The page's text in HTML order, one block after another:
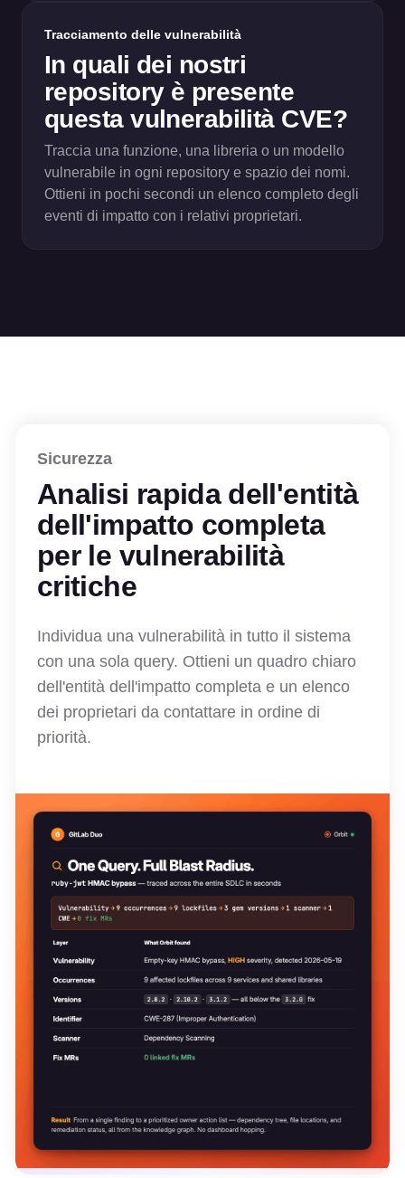
Tracciamento delle vulnerabilità
In quali dei nostri
repository è presente
questa vulnerabilità CVE?
Traccia una funzione, una libreria o un modello
vulnerabile in ogni repository e spazio dei nomi.
Ottieni in pochi secondi un elenco completo degli
eventi di impatto con i relativi proprietari.
Sicurezza
Analisi rapida dell'entità
dell'impatto completa
per le vulnerabilità
critiche
Individua una vulnerabilità in tutto il sistema
con una sola query. Ottieni un quadro chiaro
dell'entità dell'impatto completa e un elenco
dei proprietari da contattare in ordine di
priorità.